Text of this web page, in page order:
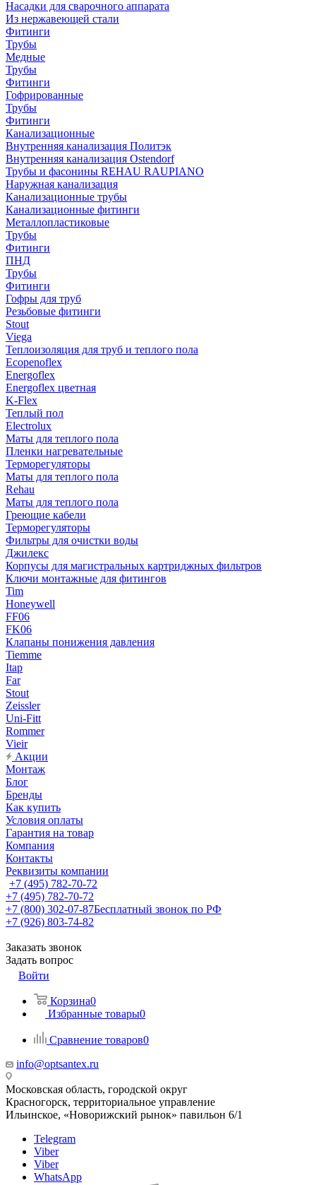
Насадки для сварочного аппарата
Из нержавеющей стали
Фитинги
Трубы
Медные
Трубы
Фитинги
Гофрированные
Трубы
Фитинги
Канализационные
Внутренняя канализация Политэк
Внутренняя канализация Ostendorf
Трубы и фасонины REHAU RAUPIANO
Наружная канализация
Канализационные трубы
Канализационные фитинги
Металлопластиковые
Трубы
Фитинги
ПНД
Трубы
Фитинги
Гофры для труб
Резьбовые фитинги
Stout
Viega
Теплоизоляция для труб и теплого пола
Ecopenoflex
Energoflex
Energoflex цветная
K-Flex
Теплый пол
Electrolux
Маты для теплого пола
Пленки нагревательные
Терморегуляторы
Маты для теплого пола
Rehau
Маты для теплого пола
Греющие кабели
Терморегуляторы
Фильтры для очистки воды
Джилекс
Корпусы для магистральных картриджных фильтров
Ключи монтажные для фитингов
Tim
Honeywell
FF06
FK06
Клапаны понижения давления
Tiemme
Itap
Far
Stout
Zeissler
Uni-Fitt
Rommer
Vieir
Акции
Монтаж
Блог
Бренды
Как купить
Условия оплаты
Гарантия на товар
Компания
Контакты
Реквизиты компании
+7 (495) 782-70-72
+7 (495) 782-70-72
+7 (800) 302-07-87Бесплатный звонок по РФ
+7 (926) 803-74-82
Заказать звонок
Задать вопрос
Войти
Корзина0
Избранные товары0
Сравнение товаров0
info@optsantex.ru
Московская область, городской округ
Красногорск, территориальное управление
Ильинское, «Новорижский рынок» павильон 6/1
Telegram
Viber
Viber
WhatsApp